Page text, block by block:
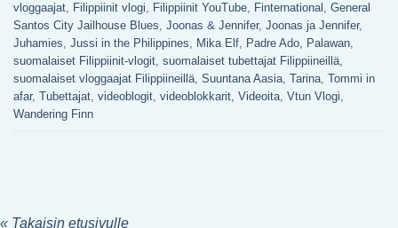
vloggaajat, Filippiinit vlogi, Filippiinit YouTube, Finternational , General
Santos City Jailhouse Blues, Joonas & Jennifer, Joonas ja Jennifer,
Juhamies, Jussi in the Philippines, Mika Elf, Padre Ado, Palawan,
suomalaiset Filippiinit-vlogit, suomalaiset tubettajat Filippiineillä,
suomalaiset vloggaajat Filippiineillä, Suuntana Aasia, Tarina, Tommi in
afar, Tubettajat, videoblogit, videoblokkarit, Videoita, Vtun Vlogi,
Wandering Finn
« Takaisin etusivulle